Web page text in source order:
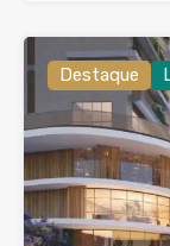
Destaque